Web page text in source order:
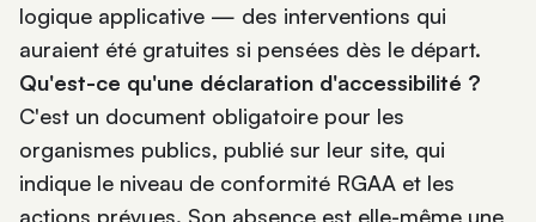
logique applicative — des interventions qui
auraient été gratuites si pensées dès le départ.
Qu'est-ce qu'une déclaration d'accessibilité ?
C'est un document obligatoire pour les
organismes publics, publié sur leur site, qui
indique le niveau de conformité RGAA et les
actions prévues. Son absence est elle-même une